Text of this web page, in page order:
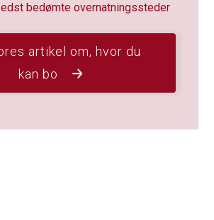
bedømte overnatningssteder
artikel om, hvor du
kan bo